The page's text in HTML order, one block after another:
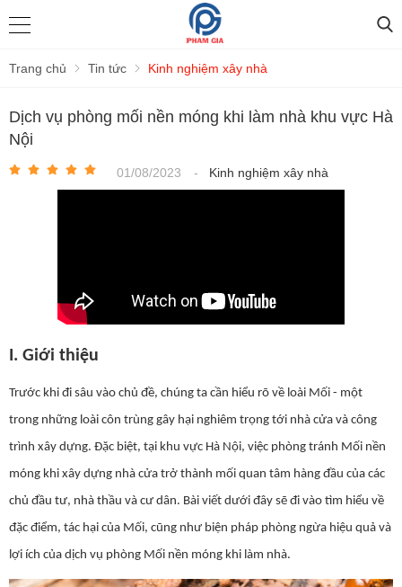
Trang chủ Tin tức Kinh nghiệm xây nhà
Dịch vụ phòng mối nền móng khi làm nhà khu vực Hà
Nội
01/08/2023 - Kinh nghiệm xây nhà
I. Giới thiệu
Trước khi đi sâu vào chủ đề, chúng ta cần hiểu rõ về loài Mối - một
trong những loài côn trùng gây hại nghiêm trọng tới nhà cửa và công
trình xây dựng. Đặc biệt, tại khu vực Hà Nội, việc phòng tránh Mối nền
móng khi xây dựng nhà cửa trở thành mối quan tâm hàng đầu của các
chủ đầu tư, nhà thầu và cư dân. Bài viết dưới đây sẽ đi vào tìm hiểu về
đặc điểm, tác hại của Mối, cũng như biện pháp phòng ngừa hiệu quả và
lợi ích của dịch vụ phòng Mối nền móng khi làm nhà.